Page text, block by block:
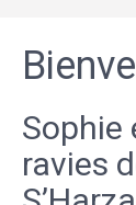
Sophie
ravies